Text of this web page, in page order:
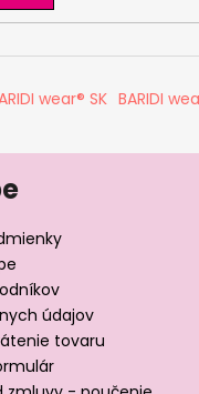
wear® SK BARIDI
údajov
tovaru